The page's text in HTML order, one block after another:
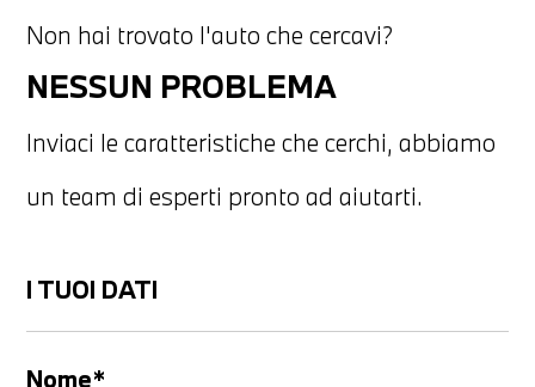
Non hai trovato l'auto che cercavi?
NESSUN PROBLEMA
Inviaci le caratteristiche che cerchi, abbiamo
un team di esperti pronto ad aiutarti.
I TUOI DATI
Nome*